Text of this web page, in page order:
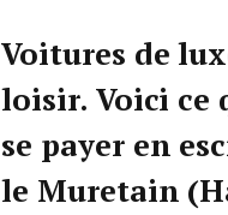
Voitures de
loisir. Voici ce
se payer en
le Muretain